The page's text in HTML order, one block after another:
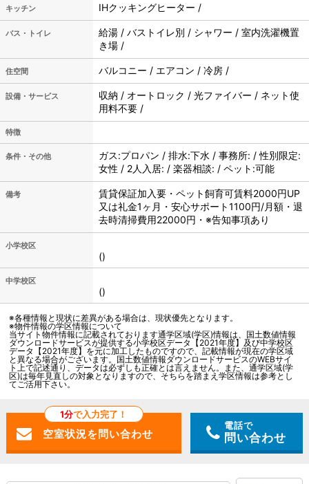
キッチン IHクッキングヒーター /
バス・トイレ
給湯 / バストイレ別 / シャワー / 室内洗濯機置
き場 /
住空間 バルコニー / エアコン / 冷房 /
設備・サービス
収納 / オートロック / 光ファイバー / ネット使
用料不要 /
特徴
条件・その他
ガス:プロパン / 排水:下水 / 事務所: / 性別限定:
女性 / 2人入居: / 楽器相談: / ペット:可能
備考
賃貸保証加入要・ペット飼育可賃料2000円UP
又は礼金1ヶ月・安心サポート1100円/月額・退
去時清掃費用22000円・※告知事項あり
小学校区
()
中学校区
()
※各種情報と現状に差異がある場合は、現状優先となります。
※物件情報の学区情報について
当サイト物件情報に記載されております通学区域(学区)情報は、国土数値情報
ダウンロードサービスが提供する小学校区データ【2021年度】及び中学校区
データ【2021年度】を元に加工したものですので、記載情報が現在の学区域
と異なる場合がございます。国土数値情報ダウンロードサービスのWEBサイ
ト上で記述通り、データは必ずしも正確とは言えません。また、通学区域(学
区)は毎年見直しの対象となりますので、そちらを踏まえ学区情報は参考とし
てご活用下さい。
1分で入力完了！
電話で
問い合わせ